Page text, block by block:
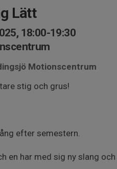
Lätt
18:00-19:30
Motionscentrum
stig och grus!
efter semestern.
en har med sig ny slang